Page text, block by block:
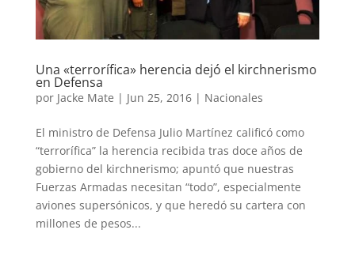
Una «terrorífica» herencia dejó el kirchnerismo
en Defensa
por Jacke Mate | Jun 25, 2016| Nacionales
El ministro de Defensa Julio Martínez calificó como
“terrorífica” la herencia recibida tras doce años de
gobierno del kirchnerismo; apuntó que nuestras
Fuerzas Armadas necesitan “todo”, especialmente
aviones supersónicos, y que heredó su cartera con
millones de pesos...